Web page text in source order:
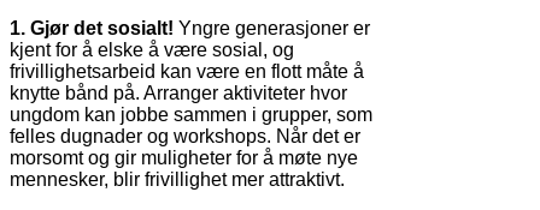
1. Gjør det sosialt! Yngre generasjoner er
kjent for å elske å være sosial, og
frivillighetsarbeid kan være en flott måte å
knytte bånd på. Arranger aktiviteter hvor
ungdom kan jobbe sammen i grupper, som
felles dugnader og workshops. Når det er
morsomt og gir muligheter for å møte nye
mennesker, blir frivillighet mer attraktivt.